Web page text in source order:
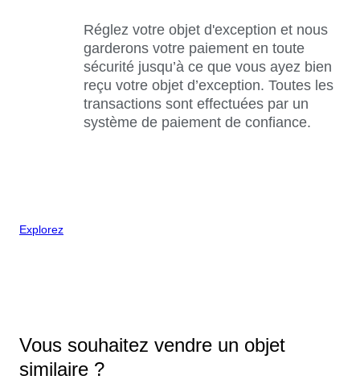
Réglez votre objet d'exception et nous
garderons votre paiement en toute
sécurité jusqu’à ce que vous ayez bien
reçu votre objet d’exception. Toutes les
transactions sont effectuées par un
système de paiement de confiance.
Explorez
Vous souhaitez vendre un objet
similaire ?